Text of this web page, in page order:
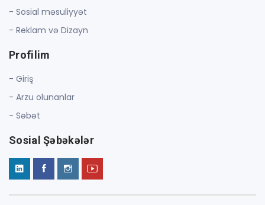
- Sosial məsuliyyət
- Reklam və Dizayn
Profilim
- Giriş
- Arzu olunanlar
- Səbət
Sosial Şəbəkələr